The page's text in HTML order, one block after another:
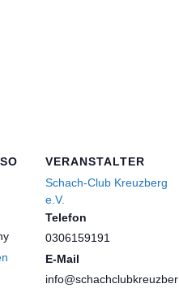
VERANSTALTER
Schach-Club Kreuzberg
e.V.
Telefon
0306159191
E-Mail
info@schachclubkreuzber